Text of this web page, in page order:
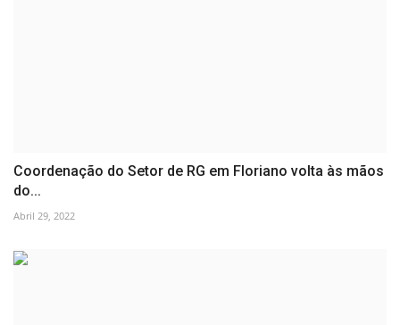
Coordenação do Setor de RG em Floriano volta às mãos
do...
Abril 29, 2022